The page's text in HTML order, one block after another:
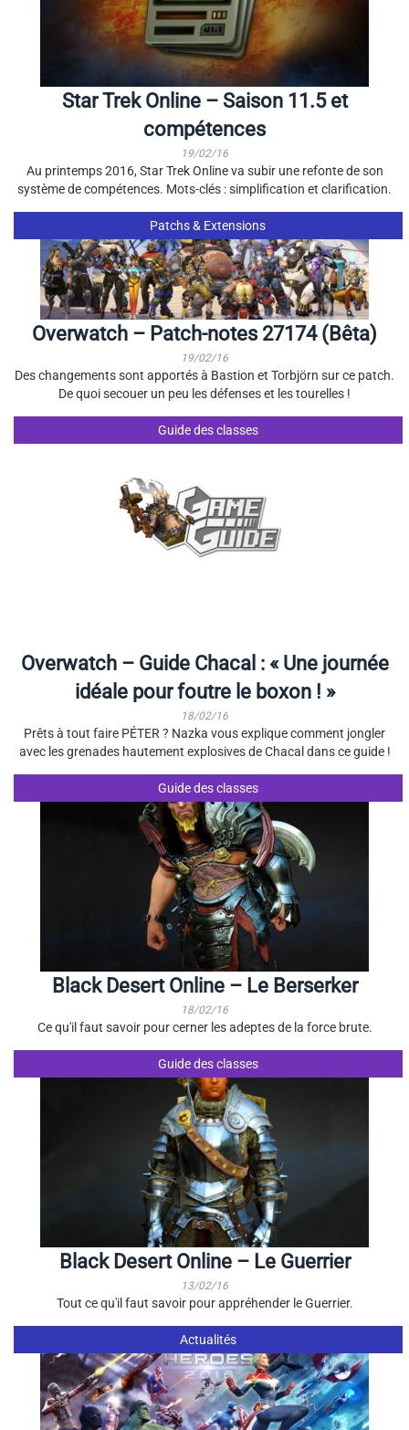
Star Trek Online – Saison 11.5 et
compétences
19/02/16
Au printemps 2016, Star Trek Online va subir une refonte de son
système de compétences. Mots-clés : simplification et clarification.
Patchs & Extensions
Overwatch – Patch-notes 27174 (Bêta)
19/02/16
Des changements sont apportés à Bastion et Torbjörn sur ce patch.
De quoi secouer un peu les défenses et les tourelles !
Guide des classes
Overwatch – Guide Chacal : « Une journée
idéale pour foutre le boxon ! »
18/02/16
Prêts à tout faire PÉTER ? Nazka vous explique comment jongler
avec les grenades hautement explosives de Chacal dans ce guide !
Guide des classes
Black Desert Online – Le Berserker
18/02/16
Ce qu'il faut savoir pour cerner les adeptes de la force brute.
Guide des classes
Black Desert Online – Le Guerrier
13/02/16
Tout ce qu'il faut savoir pour appréhender le Guerrier.
Actualités